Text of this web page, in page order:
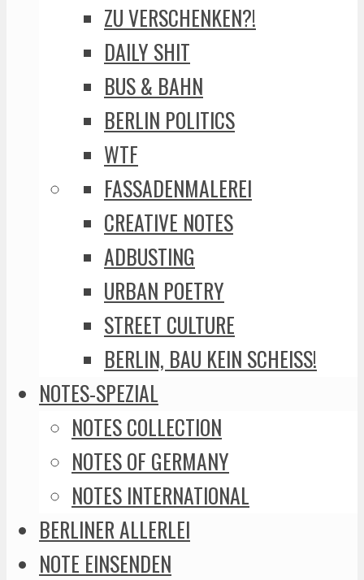
ZU VERSCHENKEN?!
DAILY SHIT
BUS & BAHN
BERLIN POLITICS
WTF
FASSADENMALEREI
CREATIVE NOTES
ADBUSTING
URBAN POETRY
STREET CULTURE
BERLIN, BAU KEIN SCHEISS!
NOTES-SPEZIAL
NOTES COLLECTION
NOTES OF GERMANY
NOTES INTERNATIONAL
BERLINER ALLERLEI
NOTE EINSENDEN